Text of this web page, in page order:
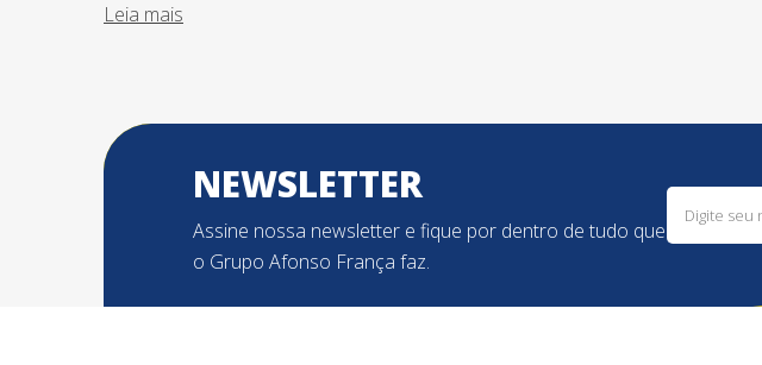
Leia mais
NEWSLETTER
Assine nossa newsletter e fique por dentro de tudo que
o Grupo Afonso França faz.